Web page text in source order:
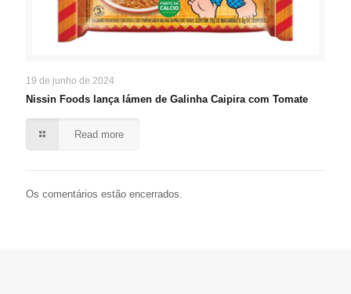
19 de junho de 2024
Nissin Foods lança lámen de Galinha Caipira com Tomate
Read more
Os comentários estão encerrados.